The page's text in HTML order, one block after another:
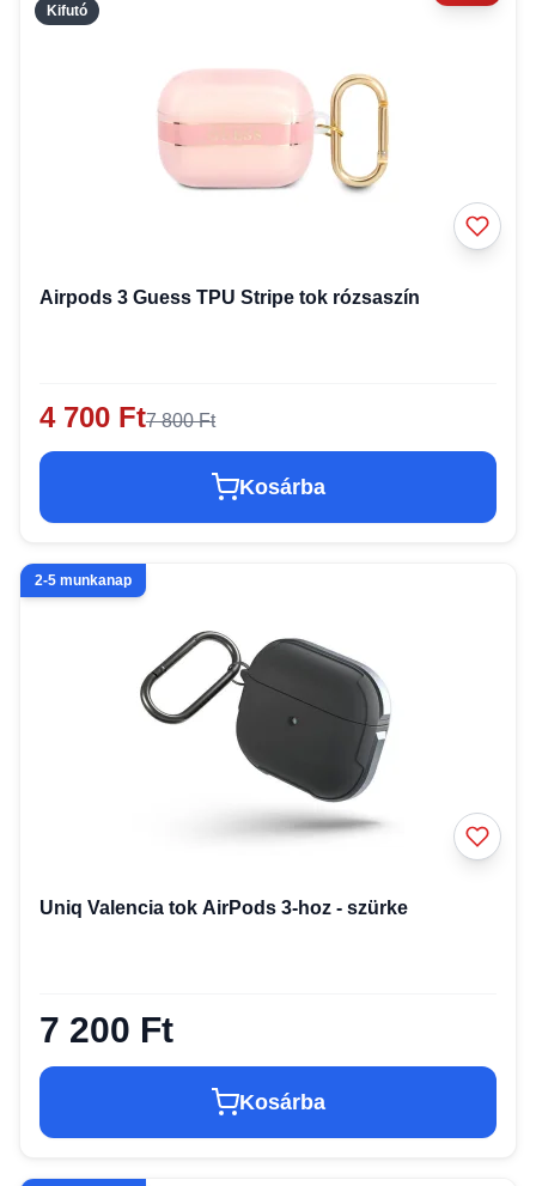
Kifutó
Airpods 3 Guess TPU Stripe tok rózsaszín
4 700 Ft7 800 Ft
Kosárba
2-5 munkanap
Uniq Valencia tok AirPods 3-hoz - szürke
7 200 Ft
Kosárba